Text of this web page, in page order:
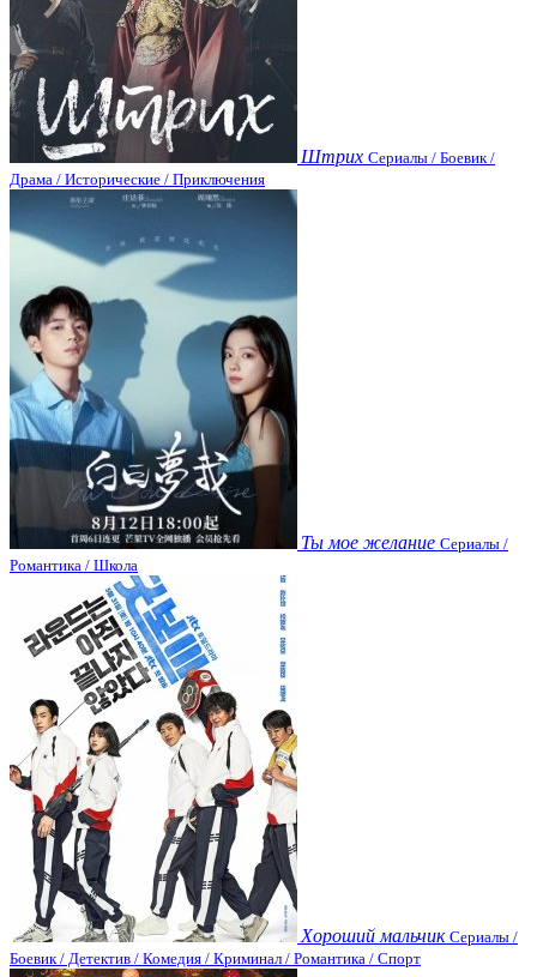
Штрих Сериалы / Боевик /
Драма / Исторические / Приключения
Ты мое желание Сериалы /
Романтика / Школа
Хороший мальчик Сериалы /
Боевик / Детектив / Комедия / Криминал / Романтика / Спорт